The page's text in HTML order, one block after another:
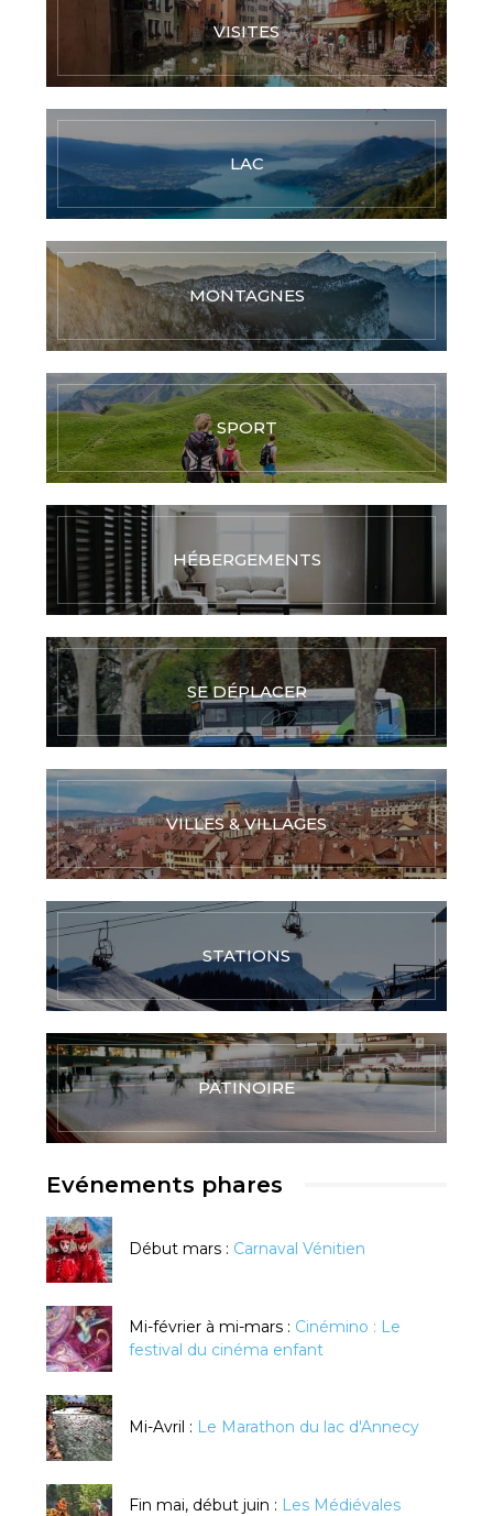
VISITES
LAC
MONTAGNES
SPORT
HÉBERGEMENTS
SE DÉPLACER
VILLES & VILLAGES
STATIONS
PATINOIRE
Evénements phares
Début mars : Carnaval Vénitien
Mi-février à mi-mars : Cinémino : Le
festival du cinéma enfant
Mi-Avril : Le Marathon du lac d'Annecy
Fin mai, début juin : Les Médiévales